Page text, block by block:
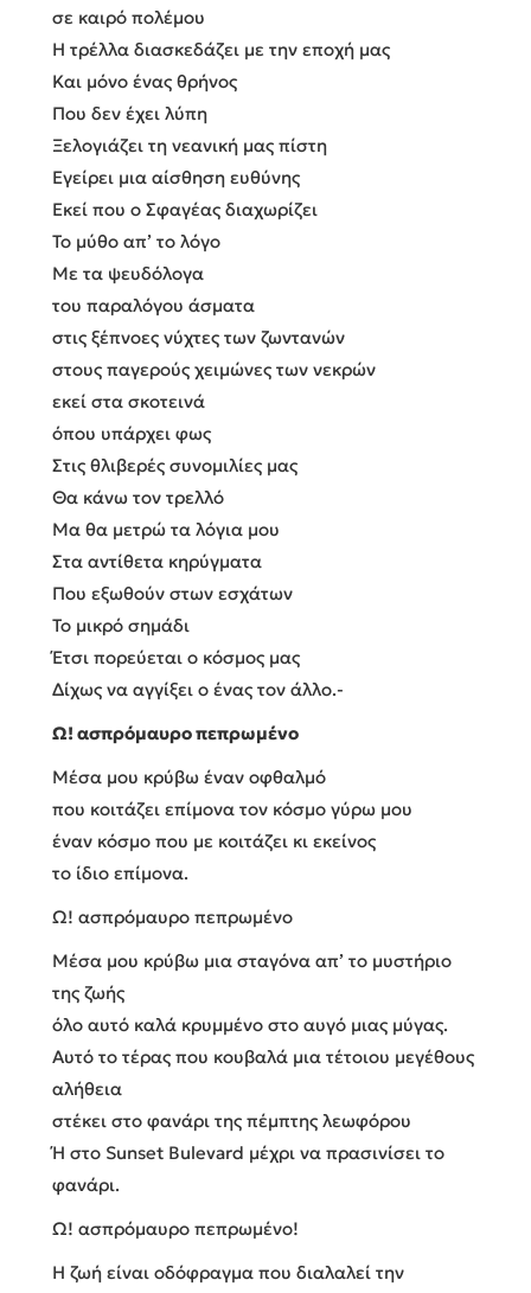
σε καιρό πολέμου
Η τρέλλα διασκεδάζει με την εποχή μας
Και μόνο ένας θρήνος
Που δεν έχει λύπη
Ξελογιάζει τη νεανική μας πίστη
Εγείρει μια αίσθηση ευθύνης
Εκεί που ο Σφαγέας διαχωρίζει
Το μύθο απ’ το λόγο
Με τα ψευδόλογα
του παραλόγου άσματα
στις ξέπνοες νύχτες των ζωντανών
στους παγερούς χειμώνες των νεκρών
εκεί στα σκοτεινά
όπου υπάρχει φως
Στις θλιβερές συνομιλίες μας
Θα κάνω τον τρελλό
Μα θα μετρώ τα λόγια μου
Στα αντίθετα κηρύγματα
Που εξωθούν στων εσχάτων
Το μικρό σημάδι
Έτσι πορεύεται ο κόσμος μας
Δίχως να αγγίξει ο ένας τον άλλο.-
Ω! ασπρόμαυρο πεπρωμένο
Μέσα μου κρύβω έναν οφθαλμό
που κοιτάζει επίμονα τον κόσμο γύρω μου
έναν κόσμο που με κοιτάζει κι εκείνος
το ίδιο επίμονα.
Ω! ασπρόμαυρο πεπρωμένο
Μέσα μου κρύβω μια σταγόνα απ’ το μυστήριο
της ζωής
όλο αυτό καλά κρυμμένο στο αυγό μιας μύγας.
Αυτό το τέρας που κουβαλά μια τέτοιου μεγέθους
αλήθεια
στέκει στο φανάρι της πέμπτης λεωφόρου
Ή στο Sunset Bulevard μέχρι να πρασινίσει το
φανάρι.
Ω! ασπρόμαυρο πεπρωμένο!
Η ζωή είναι οδόφραγμα που διαλαλεί την